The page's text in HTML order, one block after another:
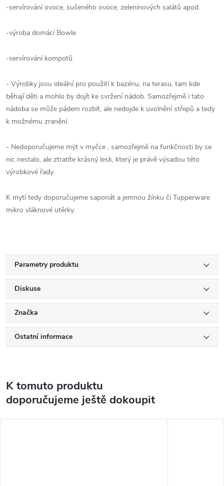
-servírování ovoce, sušeného ovoce, zeleninových salátů apod.
-výroba domácí Bowle
-servírování kompotů
- Výrobky jsou ideální pro použití k bazénu, na terasu, tam kde
běhají děti a mohlo by dojít ke svržení nádob. Samozřejmě i tato
nádoba se může pádem rozbít, ale nedojde k uvolnění střepů a tedy
k možnému zranění.
- Nedoporučujeme mýt v myčce , samozřejmě na funkčnosti by se
nic nestalo, ale ztratíte krásný lesk, který je právě výsadou této
výrobkové řady.
K mytí tedy doporučujeme saponát a jemnou žínku či Tupperware
mikro vláknové utěrky.
Parametry produktu
Diskuse
Značka
Ostatní informace
K tomuto produktu
doporučujeme ještě dokoupit